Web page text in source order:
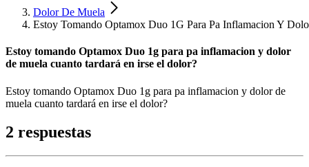
Dolor De Muela
Estoy Tomando Optamox Duo 1G Para Pa Inflamacion Y
Estoy tomando Optamox Duo 1g para pa inflamacion y dolor
de muela cuanto tardará en irse el dolor?
Estoy tomando Optamox Duo 1g para pa inflamacion y dolor de
muela cuanto tardará en irse el dolor?
2 respuestas